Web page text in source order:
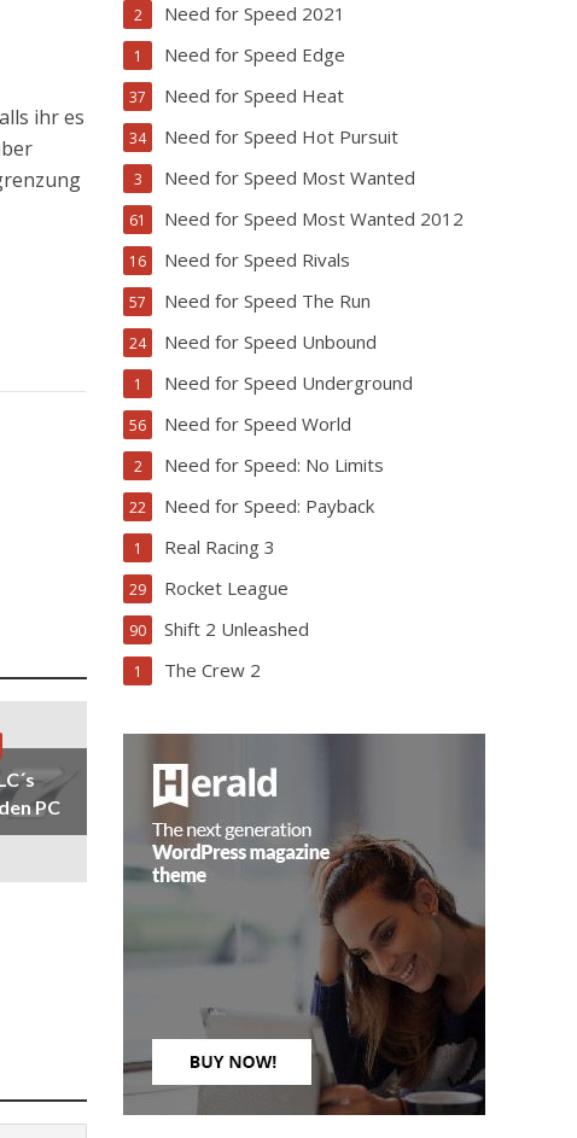
ihr es
PC
Need for Speed 2021
2
Need for Speed Edge
1
Need for Speed Heat
37
Need for Speed Hot Pursuit
34
Need for Speed Most Wanted
3
Need for Speed Most Wanted 2012
61
Need for Speed Rivals
16
Need for Speed The Run
57
Need for Speed Unbound
24
Need for Speed Underground
1
Need for Speed World
56
Need for Speed: No Limits
2
Need for Speed: Payback
22
Real Racing 3
1
Rocket League
29
Shift 2 Unleashed
90
The Crew 2
1